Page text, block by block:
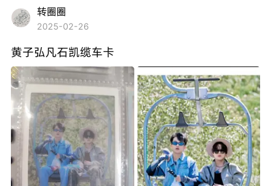
转圈圈
2025-02-26
黄子弘凡石凯缆车卡